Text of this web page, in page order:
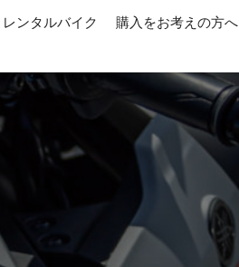
レンタルバイク 購入をお考えの方へ